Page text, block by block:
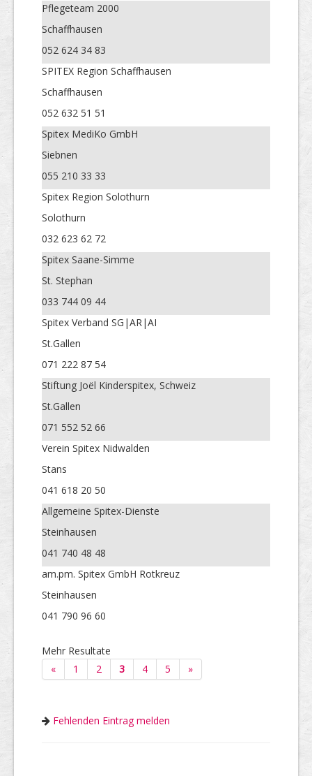
Pflegeteam 2000
Schaffhausen
052 624 34 83
SPITEX Region Schaffhausen
Schaffhausen
052 632 51 51
Spitex MediKo GmbH
Siebnen
055 210 33 33
Spitex Region Solothurn
Solothurn
032 623 62 72
Spitex Saane-Simme
St. Stephan
033 744 09 44
Spitex Verband SG|AR|AI
St.Gallen
071 222 87 54
Stiftung Joël Kinderspitex, Schweiz
St.Gallen
071 552 52 66
Verein Spitex Nidwalden
Stans
041 618 20 50
Allgemeine Spitex-Dienste
Steinhausen
041 740 48 48
am.pm. Spitex GmbH Rotkreuz
Steinhausen
041 790 96 60
Mehr Resultate
«
1 2 3 4 5 »
Fehlenden Eintrag melden